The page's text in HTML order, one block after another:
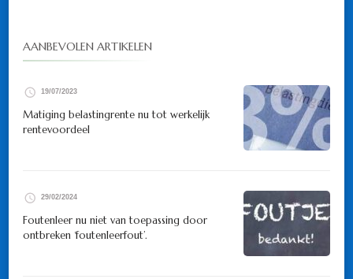
AANBEVOLEN ARTIKELEN
19/07/2023
Matiging belastingrente nu tot werkelijk
rentevoordeel
29/02/2024
Foutenleer nu niet van toepassing door
ontbreken ‘foutenleerfout’.